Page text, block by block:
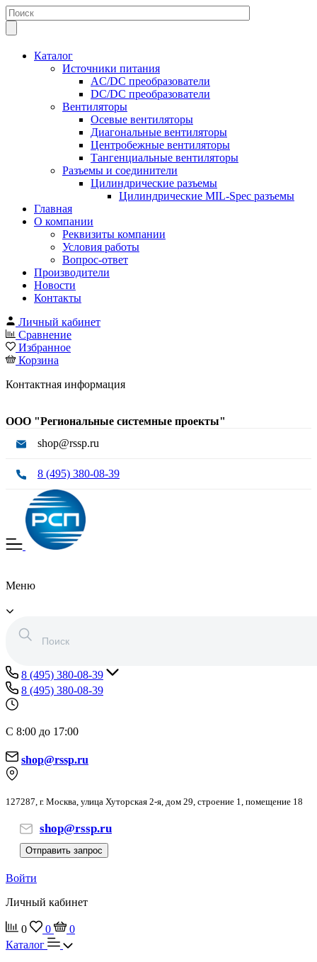
Каталог
Источники питания
AC/DC преобразователи
DC/DC преобразователи
Вентиляторы
Осевые вентиляторы
Диагональные вентиляторы
Центробежные вентиляторы
Тангенциальные вентиляторы
Разъемы и соединители
Цилиндрические разъемы
Цилиндрические MIL-Spec разъемы
Главная
О компании
Реквизиты компании
Условия работы
Вопрос-ответ
Производители
Новости
Контакты
Личный кабинет
Сравнение
Избранное
Корзина
Контактная информация
ООО "Региональные системные проекты"
shop@rssp.ru
8 (495) 380-08-39
Меню
8 (495) 380-08-39
8 (495) 380-08-39
С 8:00 до 17:00
shop@rssp.ru
127287, г. Москва, улица Хуторская 2-я, дом 29, строение 1, помещение 18
shop@rssp.ru
Отправить запрос
Войти
Личный кабинет
0 0
0
Каталог